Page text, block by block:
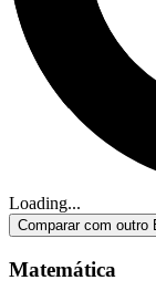
Loading...
Comparar com outro
Matemática